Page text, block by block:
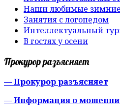
Наши любимые
Занятия с логопедом
Интеллектуальный
В гостях у осени
Прокурор разъясняет
— Прокурор разъясняет
— Информация о